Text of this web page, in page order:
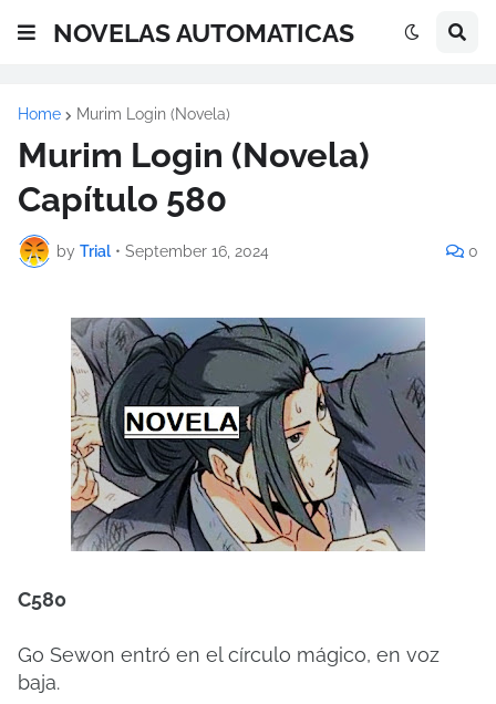
NOVELAS AUTOMATICAS
Home Murim Login (Novela)
Murim Login (Novela)
Capítulo 580
by Trial • September 16, 2024 0
C580
Go Sewon entró en el círculo mágico, en voz
baja.